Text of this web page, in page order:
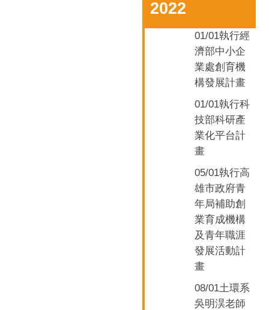
2022
01/01執行經
濟部中小企
業處創育機
構發展計畫
01/01執行科
技部科研產
業化平台計
畫
05/01執行高
雄市政府青
年局補助創
業育成機構
及青年職涯
發展活動計
畫
08/01土環系
吳明淏老師